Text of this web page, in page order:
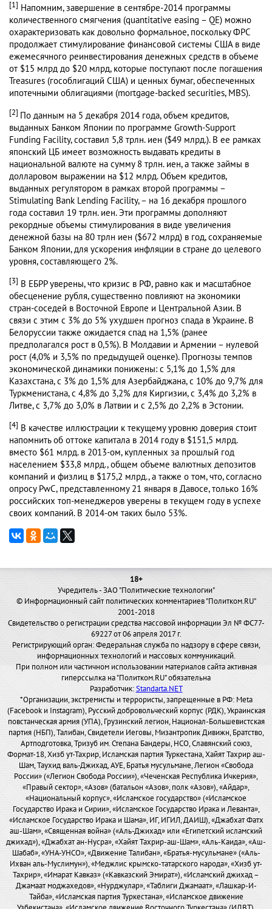
[1] Напомним, завершение в сентябре-2014 программы
количественного смягчения (quantitative easing – QE) можно
охарактеризовать как довольно формальное, поскольку ФРС
продолжает стимулирование финансовой системы США в виде
ежемесячного реинвестирования денежных средств в объеме
от $15 млрд до $20 млрд, которые поступают после погашения
Treasures (гособлигаций США) и ценных бумаг, обеспеченных
ипотечными облигациями (mortgage-backed securities, MBS).
[2] По данным на 5 декабря 2014 года, объем кредитов,
выданных Банком Японии по программе Growth-Support
Funding Facility, составил 5,8 трлн. иен ($49 млрд.). В ее рамках
японский ЦБ имеет возможность выдавать кредиты в
национальной валюте на сумму 8 трлн. иен, а также займы в
долларовом выражении на $12 млрд. Объем кредитов,
выданных регулятором в рамках второй программы –
Stimulating Bank Lending Facility, – на 16 декабря прошлого
года составил 19 трлн. иен. Эти программы дополняют
рекордные объемы стимулирования в виде увеличения
денежной базы на 80 трлн иен ($672 млрд) в год, сохраняемые
Банком Японии, для ускорения инфляции в стране до целевого
уровня, составляющего 2%.
[3] В ЕБРР уверены, что кризис в РФ, равно как и масштабное
обесценение рубля, существенно повлияют на экономики
стран-соседей в Восточной Европе и Центральной Азии. В
связи с этим с 3% до 5% ухудшен прогноз спада в Украине. В
Белоруссии также ожидается спад на 1,5% (ранее
предполагался рост в 0,5%). В Молдавии и Армении – нулевой
рост (4,0% и 3,5% по предыдущей оценке). Прогнозы темпов
экономической динамики понижены: с 5,1% до 1,5% для
Казахстана, с 3% до 1,5% для Азербайджана, с 10% до 9,7% для
Туркменистана, с 4,8% до 3,2% для Киргизии, с 3,4% до 3,2% в
Литве, с 3,7% до 3,0% в Латвии и с 2,5% до 2,2% в Эстонии.
[4] В качестве иллюстрации к текущему уровню доверия стоит
напомнить об оттоке капитала в 2014 году в $151,5 млрд.
вместо $61 млрд. в 2013-ом, купленных за прошлый год
населением $33,8 млрд., общем объеме валютных депозитов
компаний и физлиц в $175,2 млрд., а также о том, что, согласно
опросу PwC, представленному 21 января в Давосе, только 16%
российских топ-менеджеров уверены в текущем году в успехе
своих компаний. В 2014-ом таких было 53%.
18+
Учредитель - ЗАО "Политические технологии"
© Информационный сайт политических комментариев "Политком.RU"
2001-2018
Свидетельство о регистрации средства массовой информации Эл № ФС77-
69227 от 06 апреля 2017 г.
Регистрирующий орган: Федеральная служба по надзору в сфере связи,
информационных технологий и массовых коммуникаций.
При полном или частичном использовании материалов сайта активная
гиперссылка на "Политком.RU" обязательна
Разработчик:Standarta.NET
*Организации, экстремисты и террористы, запрещенные в РФ: Meta
(Facebook и Instagram), Русский добровольческий корпус (РДК), Украинская
повстанческая армия (УПА), Грузинский легион, Национал-Большевистская
партия (НБП), Талибан, Свидетели Иеговы, Мизантропик Дивижн, Братство,
Артподготовка, Тризуб им. Степана Бандеры, НСО, Славянский союз,
Формат-18, Хизб ут-Тахрир, Исламская партия Туркестана, Хайят Тахрир аш-
Шам, Таухид валь-Джихад, АУЕ, Братья мусульмане, Легион «Свобода
России» («Легион Свобода России»), «Чеченская Республика Ичкерия»,
«Правый сектор», «Азов» (батальон «Азов», полк «Азов»), «Айдар»,
«Национальный корпус», «Исламское государство» («Исламское
Государство Ирака и Сирии», «Исламское Государство Ирака и Леванта»,
«Исламское Государство Ирака и Шама», ИГ, ИГИЛ, ДАИШ), «Джабхат Фатх
аш-Шам», «Священная война» («Аль-Джихад» или «Египетский исламский
джихад»), «Джабхат ан-Нусра», «Хайят Тахрир-аш-Шам», «Аль-Каида», «Аш-
Шабаб», «УНА-УНСО», «Движение Талибан», «Братья-мусульмане» («Аль-
Ихван аль-Муслимун»), «Меджлис крымско-татарского народа», «Хизб ут-
Тахрир», «Имарат Кавказ» («Кавказский Эмират»), «Исламский джихад –
Джамаат моджахедов», «Нурджулар», «Таблиги Джамаат», «Лашкар-И-
Тайба», «Исламская партия Туркестана», «Исламское движение